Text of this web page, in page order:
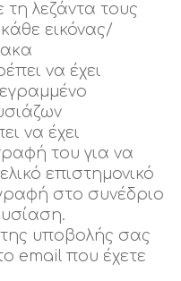
τη λεζάντα τους
εικόνας/
να έχει
να έχει
του για να
επιστημονικό
στο συνέδριο
υποβολής σας
email που έχετε